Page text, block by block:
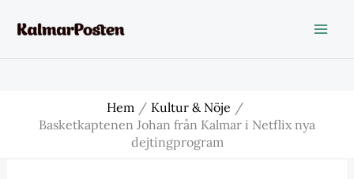
Hem
Kultur & Nöje
Basketkaptenen Johan från Kalmar i Netflix nya
dejtingprogram